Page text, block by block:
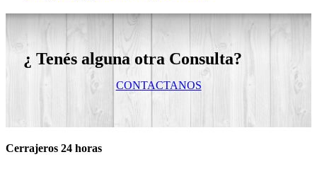
¿ Tenés alguna otra Consulta?
CONTACTANOS
Cerrajeros 24 horas